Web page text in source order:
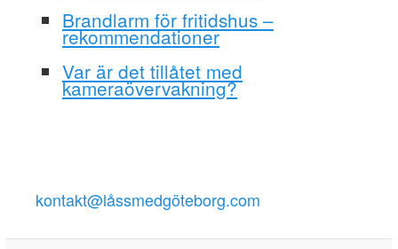
Brandlarm för fritidshus –
rekommendationer
Var är det tillåtet med
kameraövervakning?
kontakt@låssmedgöteborg.com